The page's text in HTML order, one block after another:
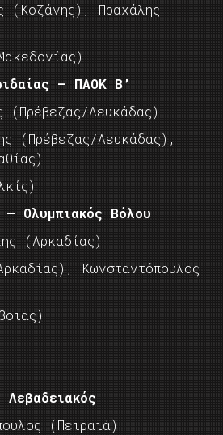
(Κοζάνης), Πραχάλης
– ΠΑΟΚ Β’
(Πρέβεζας/Λευκάδας)
(Πρέβεζας/Λευκάδας),
Ολυμπιακός Βόλου
(Αρκαδίας)
Κωνσταντόπουλος
(Πειραιά)